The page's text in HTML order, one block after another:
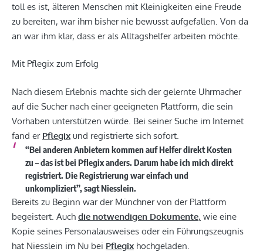
toll es ist, älteren Menschen mit Kleinigkeiten eine Freude
zu bereiten, war ihm bisher nie bewusst aufgefallen. Von da
an war ihm klar, dass er als Alltagshelfer arbeiten möchte.
Mit Pflegix zum Erfolg
Nach diesem Erlebnis machte sich der gelernte Uhrmacher
auf die Sucher nach einer geeigneten Plattform, die sein
Vorhaben unterstützen würde. Bei seiner Suche im Internet
fand er Pflegix und registrierte sich sofort.
“Bei anderen Anbietern kommen auf Helfer direkt Kosten
zu – das ist bei Pflegix anders. Darum habe ich mich direkt
registriert. Die Registrierung war einfach und
unkompliziert”, sagt Niesslein.
Bereits zu Beginn war der Münchner von der Plattform
begeistert. Auch die notwendigen Dokumente, wie eine
Kopie seines Personalausweises oder ein Führungszeugnis
hat Niesslein im Nu bei Pflegix hochgeladen.